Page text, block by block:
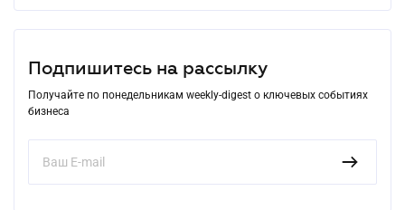
Подпишитесь на рассылку
Получайте по понедельникам weekly-digest о ключевых событиях
бизнеса